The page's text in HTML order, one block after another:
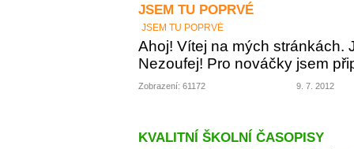
JSEM TU POPRVÉ
JSEM TU POPRVÉ
Ahoj! Vítej na mých stránkách.
Nezoufej! Pro nováčky jsem
Zobrazení: 61172 9. 7. 2012
KVALITNÍ ŠKOLNÍ ČASOPISY